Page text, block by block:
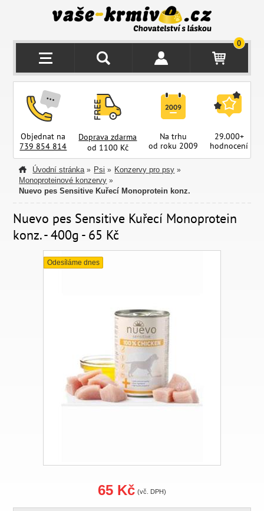
0
Objednat na
739 854 814
Doprava zdarma
od 1100 Kč
Na trhu
od roku 2009
29.000+
hodnocení
Úvodní stránka » Psi » Konzervy pro psy »
Monoproteinové konzervy »
Nuevo pes Sensitive Kuřecí Monoprotein konz.
Nuevo pes Sensitive Kuřecí Monoprotein
konz. - 400g - 65 Kč
Odesíláme dnes
65 Kč (vč. DPH)